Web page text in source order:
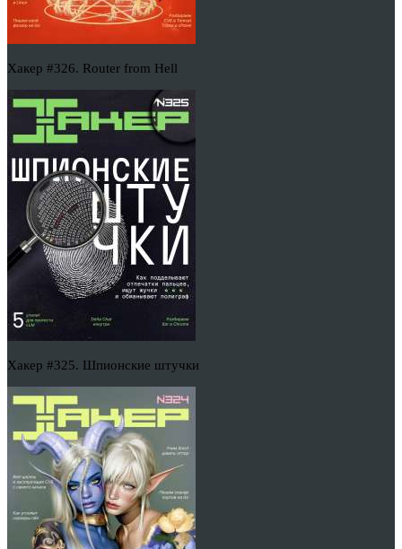
Хакер #326. Router from Hell
Хакер #325. Шпионские штучки